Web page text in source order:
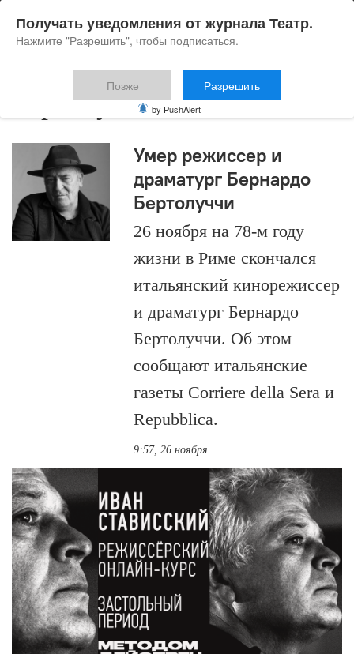
Бертолуччи
Умер режиссер и
драматург Бернардо
Бертолуччи
26 ноября на 78-м году
жизни в Риме скончался
итальянский кинорежиссер
и драматург Бернардо
Бертолуччи. Об этом
сообщают итальянские
газеты Corriere della Sera и
Repubblica.
9:57, 26 ноября
Получать уведомления от журнала Театр.
Нажмите "Разрешить", чтобы подписаться.
Позже Разрешить
by PushAlert